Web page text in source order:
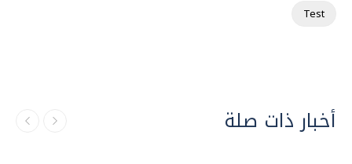
Test
أخبار ذات صلة